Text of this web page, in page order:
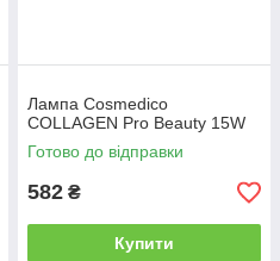
Лампа Cosmedico
COLLAGEN Pro Beauty 15W
Готово до відправки
582 ₴
Купити